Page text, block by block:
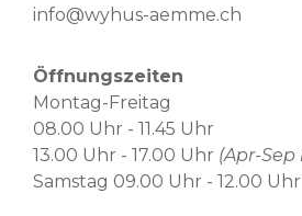
info@wyhus-aemme.ch
Öffnungszeiten
Montag-Freitag
08.00 Uhr - 11.45 Uhr
13.00 Uhr - 17.00 Uhr (Apr-Sep
Samstag 09.00 Uhr - 12.00 Uhr